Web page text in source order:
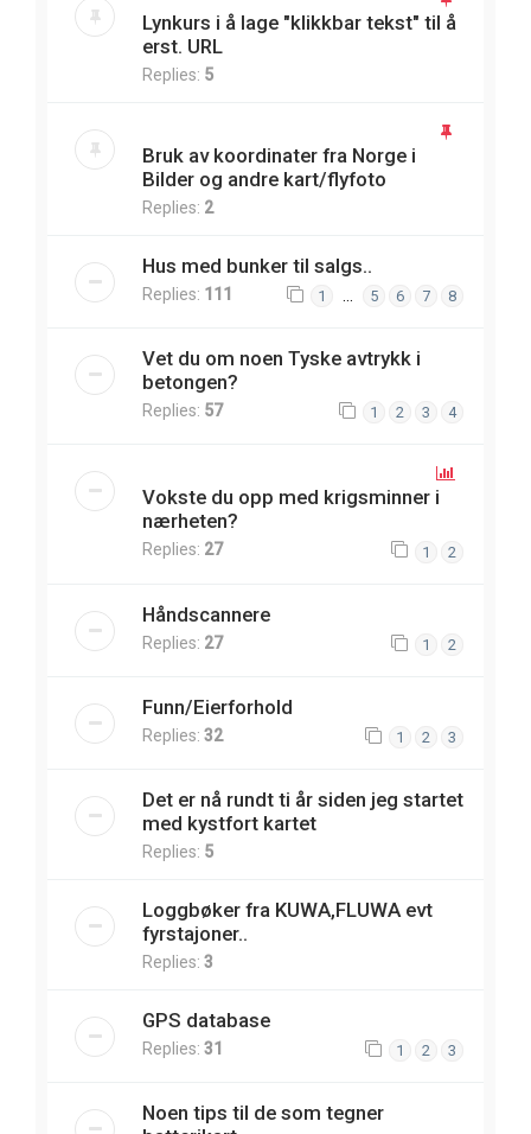
Lynkurs i å lage "klikkbar tekst" til å
erst. URL
Replies: 5
Bruk av koordinater fra Norge i
Bilder og andre kart/flyfoto
Replies: 2
Hus med bunker til salgs..
Replies: 111 1 … 5 6 7 8
Vet du om noen Tyske avtrykk i
betongen?
Replies: 57 1 2 3 4
Vokste du opp med krigsminner i
nærheten?
Replies: 27 1 2
Håndscannere
Replies: 27 1 2
Funn/Eierforhold
Replies: 32 1 2 3
Det er nå rundt ti år siden jeg startet
med kystfort kartet
Replies: 5
Loggbøker fra KUWA,FLUWA evt
fyrstajoner..
Replies: 3
GPS database
Replies: 31 1 2 3
Noen tips til de som tegner